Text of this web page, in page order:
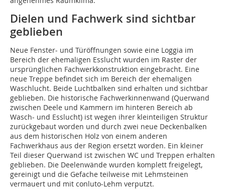
Dielen und Fachwerk sind sichtbar
geblieben
Neue Fenster- und Türöffnungen sowie eine Loggia im
Bereich der ehemaligen Esslucht wurden im Raster der
ursprünglichen Fachwerkkonstruktion ein­gebracht. Eine
neue Treppe befindet sich im Bereich der ehemaligen
Waschlucht. Beide Luchtbalken sind erhalten und sichtbar
geblieben. Die historische Fachwerkinnenwand (Querwand
zwischen Deele und Kammern im hinteren Bereich ab
Wasch- und Esslucht) ist wegen ihrer kleinteiligen Struktur
zurückgebaut worden und durch zwei neue Deckenbalken
aus dem historischen Holz von einem anderen
Fachwerkhaus aus der Region ersetzt worden. Ein kleiner
Teil dieser Querwand ist zwischen WC und Treppen erhalten
­geblieben. Die Deelenwände wurden komplett freigelegt,
gereinigt und die Gefache teilweise mit Lehmsteinen
vermauert und mit conluto-Lehm verputzt.